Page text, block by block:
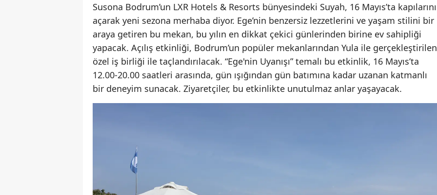
Susona Bodrum’un LXR Hotels & Resorts bünyesindeki Suyah, 16 Mayıs’ta kapılarını
açarak yeni sezona merhaba diyor. Ege’nin benzersiz lezzetlerini ve yaşam stilini bir
araya getiren bu mekan, bu yılın en dikkat çekici günlerinden birine ev sahipliği
yapacak. Açılış etkinliği, Bodrum’un popüler mekanlarından Yula ile gerçekleştirilen
özel iş birliği ile taçlandırılacak. “Ege'nin Uyanışı” temalı bu etkinlik, 16 Mayıs’ta
12.00-20.00 saatleri arasında, gün ışığından gün batımına kadar uzanan katmanlı
bir deneyim sunacak. Ziyaretçiler, bu etkinlikte unutulmaz anlar yaşayacak.